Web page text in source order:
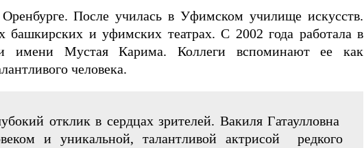
После училась в Уфимском училище искусств.
башкирских и уфимских театрах. С 2002 года работала в
имени Мустая Карима. Коллеги вспоминают ее как
человека.
отклик в сердцах зрителей. Вакиля Гатаулловна
и уникальной, талантливой актрисой редкого